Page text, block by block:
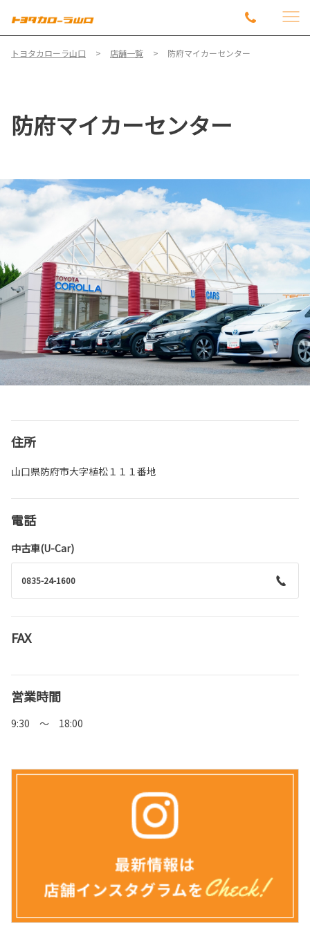
トヨタカローラ山口 店舗一覧 防府マイカーセンター
防府マイカーセンター
住所
山口県防府市大字植松１１１番地
電話
中古車(U-Car)
0835-24-1600
FAX
営業時間
9:30 ～ 18:00